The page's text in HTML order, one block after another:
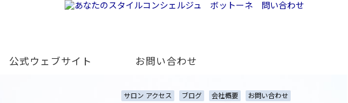
公式ウェブサイト お問い合わせ
サロン アクセス ブログ 会社概要 お問い合わせ